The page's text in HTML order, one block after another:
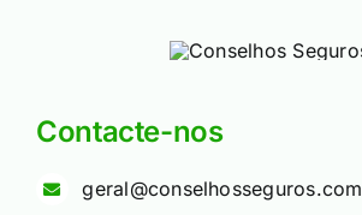
Contacte-nos
geral@conselhosseguros.com